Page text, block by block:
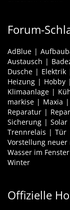
Forum-
AdBlue
Austausch
Dusche
Elektrik
Heizung
Hobby
Klimaanlage
markise
Maxia
Reparatur
Sicherung
Solar
Trennrelais
Tür
Vorstellung
Wasser im Fenster
Winter
Offizielle